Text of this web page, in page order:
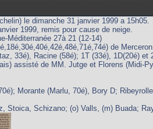
le dimanche 31 janvier 1999 a 15h05.
1999, remis pour cause de neige.
Méditerranée 27à 21 (12-14)
de
33é), Racine (58é); 1T (33é), 1D(20é) et
assisté de MM. Jutge et Florens (Midi-
Morante (Marlu, 70é), Bory D;
Stoica, Schizano; (o) Valls, (m) Buada;